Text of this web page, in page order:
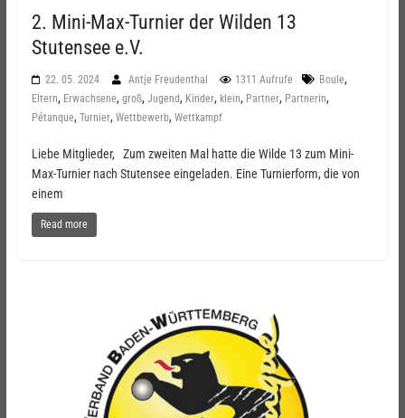
2. Mini-Max-Turnier der Wilden 13
Stutensee e.V.
22. 05. 2024 Antje Freudenthal 1311 Aufrufe Boule,
Eltern, Erwachsene, groß, Jugend, Kinder, klein, Partner, Partnerin,
Pétanque, Turnier, Wettbewerb, Wettkampf
Liebe Mitglieder, Zum zweiten Mal hatte die Wilde 13 zum Mini-
Max-Turnier nach Stutensee eingeladen. Eine Turnierform, die von
einem
Read more